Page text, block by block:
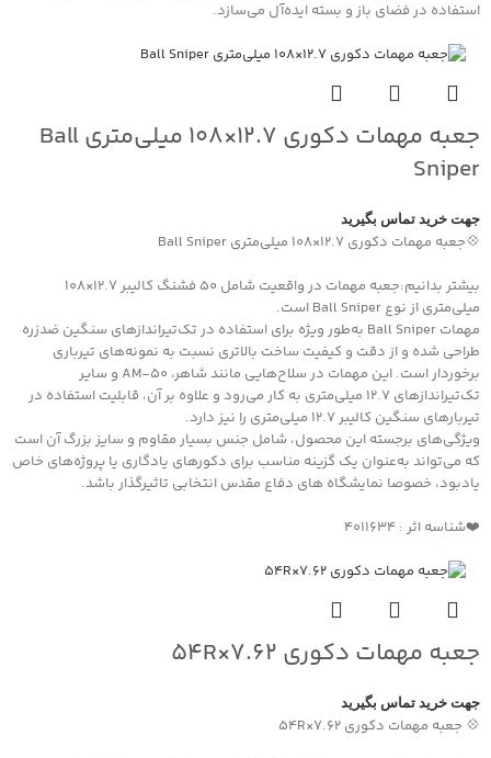
استفاده در فضای باز و بسته ایده‌آل می‌سازد.
جعبه مهمات دکوری ۱۲.۷×۱۰۸ میلی‌متری Ball
Sniper
جهت خرید تماس بگیرید
💠جعبه مهمات دکوری ۱۲.۷×۱۰۸ میلی‌متری Ball Sniper
بیشتر بدانیم:جعبه مهمات در واقعیت شامل ۵۰ فشنگ کالیبر ۱۲.۷×۱۰۸
میلی‌متری از نوع Ball Sniper است.
مهمات Ball Sniper به‌طور ویژه برای استفاده در تک‌تیراندازهای سنگین ضدزره
طراحی شده و از دقت و کیفیت ساخت بالاتری نسبت به نمونه‌های تیرباری
برخوردار است. این مهمات در سلاح‌هایی مانند شاهر، AM-50 و سایر
تک‌تیراندازهای ۱۲.۷ میلی‌متری به کار می‌رود و علاوه بر آن، قابلیت استفاده در
تیربارهای سنگین کالیبر ۱۲.۷ میلی‌متری را نیز دارد.
ویژگی‌های برجسته این محصول، شامل جنس بسیار مقاوم و سایز بزرگ آن است
که می‌تواند به‌عنوان یک گزینه مناسب برای دکورهای یادگاری یا پروژه‌های خاص
یادبود، خصوصا نمایشگاه های دفاع مقدس انتخابی تاثیرگذار باشد.
❤️شناسه اثر : 4011634
جعبه مهمات دکوری ۷.۶۲×۵۴R
جهت خرید تماس بگیرید
💠 جعبه مهمات دکوری ۷.۶۲×۵۴R